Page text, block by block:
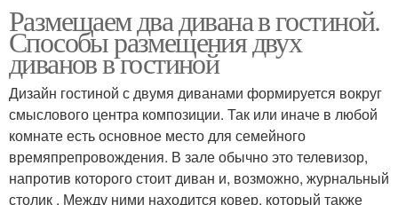
Размещаем два дивана в гостиной.
Способы размещения двух
диванов в гостиной
Дизайн гостиной с двумя диванами формируется вокруг
смыслового центра композиции. Так или иначе в любой
комнате есть основное место для семейного
времяпрепровождения. В зале обычно это телевизор,
напротив которого стоит диван и, возможно, журнальный
столик . Между ними находится ковер, который также